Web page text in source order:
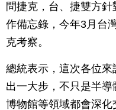
問捷克，台、捷雙方
作備忘錄，今年3月台
克考察。
總統表示，這次各位
出一大步，不只是半
博物館等領域都會深